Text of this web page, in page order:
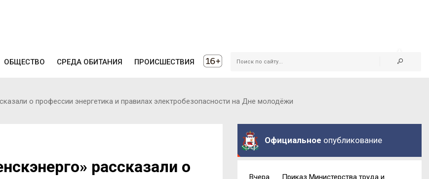
ОБЩЕСТВО СРЕДА ОБИТАНИЯ ПРОИСШЕСТВИЯ
о профессии энергетика и правилах электробезопасности на Дне молодёжи
рассказали о
Официальное опубликование
Вчера
Приказ Министерства труда и